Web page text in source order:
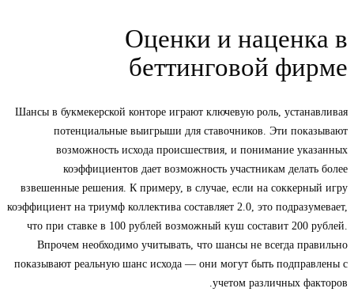
Оценки и наценка в
беттинговой фирме
Шансы в букмекерской конторе играют ключевую роль, устанавливая
потенциальные выигрыши для ставочников. Эти показывают
возможность исхода происшествия, и понимание указанных
коэффициентов дает возможность участникам делать более
взвешенные решения. К примеру, в случае, если на соккерный игру
коэффициент на триумф коллектива составляет 2.0, это подразумевает,
что при ставке в 100 рублей возможный куш составит 200 рублей.
Впрочем необходимо учитывать, что шансы не всегда правильно
показывают реальную шанс исхода — они могут быть подправлены с
учетом различных факторов.